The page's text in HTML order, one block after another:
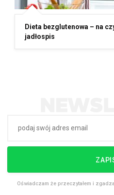
Dieta bezglutenowa – na
jadłospis
Oświadczam że przeczytałem i